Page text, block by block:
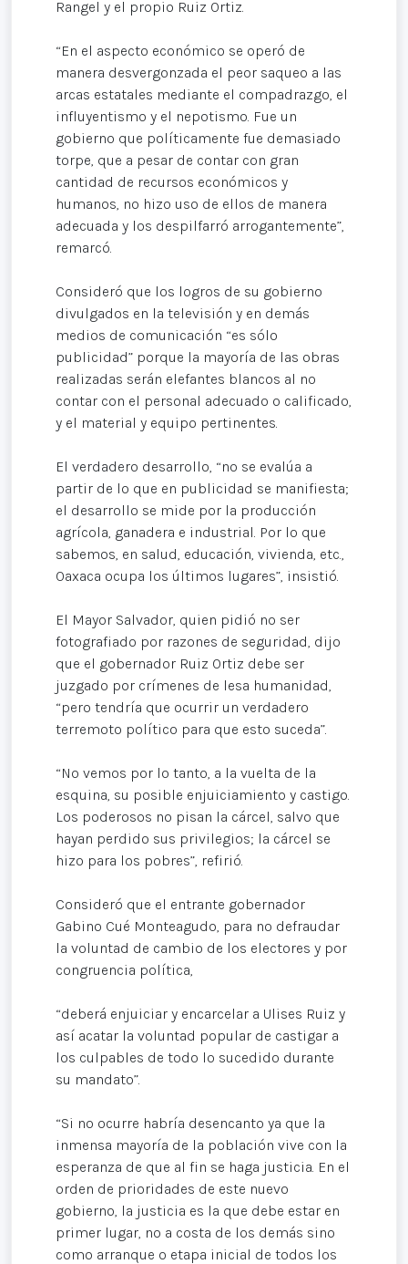
Rangel y el propio Ruiz Ortiz.
“En el aspecto económico se operó de
manera desvergonzada el peor saqueo a las
arcas estatales mediante el compadrazgo, el
influyentismo y el nepotismo. Fue un
gobierno que políticamente fue demasiado
torpe, que a pesar de contar con gran
cantidad de recursos económicos y
humanos, no hizo uso de ellos de manera
adecuada y los despilfarró arrogantemente”,
remarcó.
Consideró que los logros de su gobierno
divulgados en la televisión y en demás
medios de comunicación “es sólo
publicidad” porque la mayoría de las obras
realizadas serán elefantes blancos al no
contar con el personal adecuado o calificado,
y el material y equipo pertinentes.
El verdadero desarrollo, “no se evalúa a
partir de lo que en publicidad se manifiesta;
el desarrollo se mide por la producción
agrícola, ganadera e industrial. Por lo que
sabemos, en salud, educación, vivienda, etc.,
Oaxaca ocupa los últimos lugares”, insistió.
El Mayor Salvador, quien pidió no ser
fotografiado por razones de seguridad, dijo
que el gobernador Ruiz Ortiz debe ser
juzgado por crímenes de lesa humanidad,
“pero tendría que ocurrir un verdadero
terremoto político para que esto suceda”.
“No vemos por lo tanto, a la vuelta de la
esquina, su posible enjuiciamiento y castigo.
Los poderosos no pisan la cárcel, salvo que
hayan perdido sus privilegios; la cárcel se
hizo para los pobres”, refirió.
Consideró que el entrante gobernador
Gabino Cué Monteagudo, para no defraudar
la voluntad de cambio de los electores y por
congruencia política,
“deberá enjuiciar y encarcelar a Ulises Ruiz y
así acatar la voluntad popular de castigar a
los culpables de todo lo sucedido durante
su mandato”.
“Si no ocurre habría desencanto ya que la
inmensa mayoría de la población vive con la
esperanza de que al fin se haga justicia. En el
orden de prioridades de este nuevo
gobierno, la justicia es la que debe estar en
primer lugar, no a costa de los demás sino
como arranque o etapa inicial de todos los